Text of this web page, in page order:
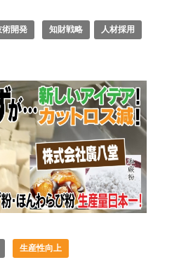
術開発 知財戦略 人材採用
生産性向上